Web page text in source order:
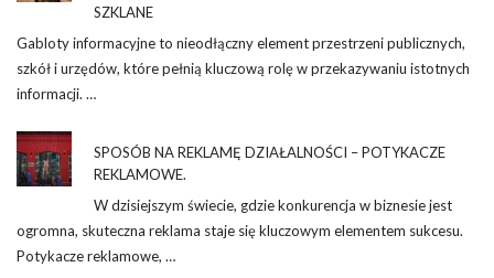
SZKLANE
Gabloty informacyjne to nieodłączny element przestrzeni publicznych,
szkół i urzędów, które pełnią kluczową rolę w przekazywaniu istotnych
informacji. …
SPOSÓB NA REKLAMĘ DZIAŁALNOŚCI – POTYKACZE
REKLAMOWE.
W dzisiejszym świecie, gdzie konkurencja w biznesie jest
ogromna, skuteczna reklama staje się kluczowym elementem sukcesu.
Potykacze reklamowe, …